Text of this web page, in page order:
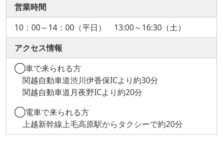
営業時間
10：00～14：00（平日） 13:00～16:30（土）
アクセス情報
◯車で来られる方
関越自動車道渋川伊香保ICより約30分
関越自動車道月夜野ICより約20分
◯電車で来られる方
上越新幹線上毛高原駅からタクシーで約20分